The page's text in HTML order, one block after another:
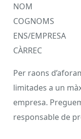
NOM
COGNOMS
ENS/EMPRESA
CÀRREC
Per raons
limitades a un
empresa.
responsable de